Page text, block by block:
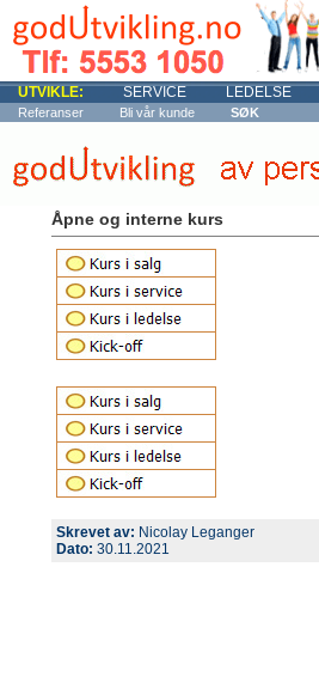
UTVIKLE: SERVICE LEDELSE
Referanser Bli vår kunde SØK
Åpne og interne kurs
Skrevet av: Nicolay Leganger
Dato: 30.11.2021